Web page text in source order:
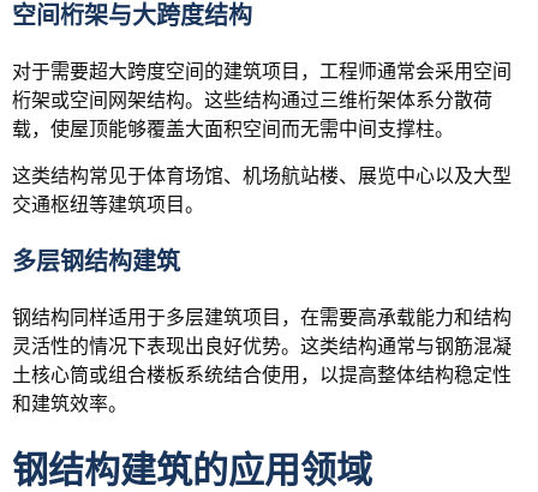
空间桁架与大跨度结构
对于需要超大跨度空间的建筑项目，工程师通常会采用空间
桁架或空间网架结构。这些结构通过三维桁架体系分散荷
载，使屋顶能够覆盖大面积空间而无需中间支撑柱。
这类结构常见于体育场馆、机场航站楼、展览中心以及大型
交通枢纽等建筑项目。
多层钢结构建筑
钢结构同样适用于多层建筑项目，在需要高承载能力和结构
灵活性的情况下表现出良好优势。这类结构通常与钢筋混凝
土核心筒或组合楼板系统结合使用，以提高整体结构稳定性
和建筑效率。
钢结构建筑的应用领域